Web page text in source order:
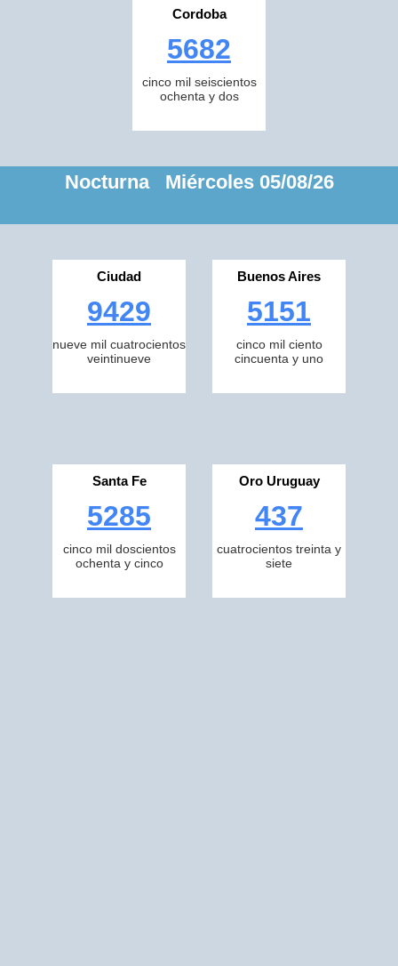
Cordoba
5682
cinco mil seiscientos
ochenta y dos
Nocturna Miércoles 05/08/26
Ciudad
9429
nueve mil cuatrocientos
veintinueve
Buenos Aires
5151
cinco mil ciento
cincuenta y uno
Santa Fe
5285
cinco mil doscientos
ochenta y cinco
Oro Uruguay
437
cuatrocientos treinta y
siete